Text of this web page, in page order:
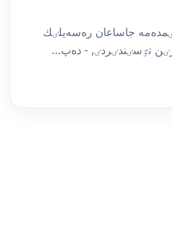
جاساعان رەسەيلٸك
تٷسٸندٸردٸ, - دەپ...